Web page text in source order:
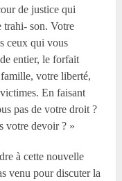
de justice qui
trahi- son. Votre
ceux qui vous
entier, le forfait
votre liberté,
En faisant
pas de votre droit ?
votre devoir ? »
à cette nouvelle
venu pour discuter la